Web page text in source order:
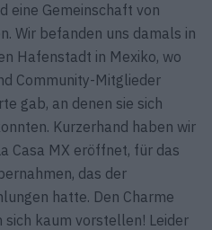
eine Gemeinschaft von
Wir befanden uns damals in
Hafenstadt in Mexiko, wo
Community-Mitglieder
gab, an denen sie sich
Kurzerhand haben wir
Casa MX eröffnet, für das
das der
hatte. Den Charme
sich kaum vorstellen! Leider